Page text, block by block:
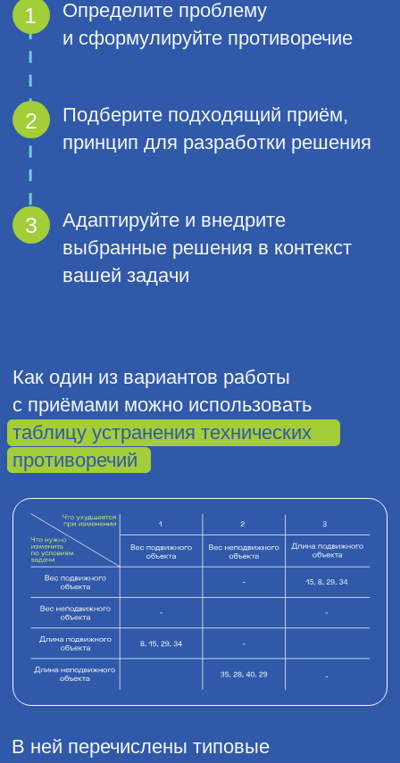
Курсы и мероприятия
Сведения и документы организации,
осуществляющей образовательную деятельность
по проведению курсов
Сведения и документы организации,
осуществляющей оказание консультационных услуг
Сайт Министерства науки и высшего образования
РФ»/«Сайт Министерства просвещения РФ»
Политика конфиденциальности
Пользовательское соглашение
Предложения для компаний
© 2009 — 2026 ООО «Школа ИКРА»
Методология CRAFT
Блог ИКРЫ
Презентация об ИКРЕ